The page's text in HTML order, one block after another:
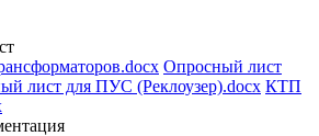
Опросный лист
лист для ПУС (Реклоузер).docx КТП